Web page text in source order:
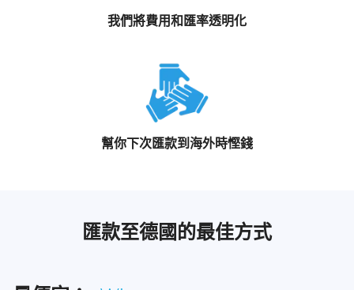
我們將費用和匯率透明化
幫你下次匯款到海外時慳錢
匯款至德國的最佳方式